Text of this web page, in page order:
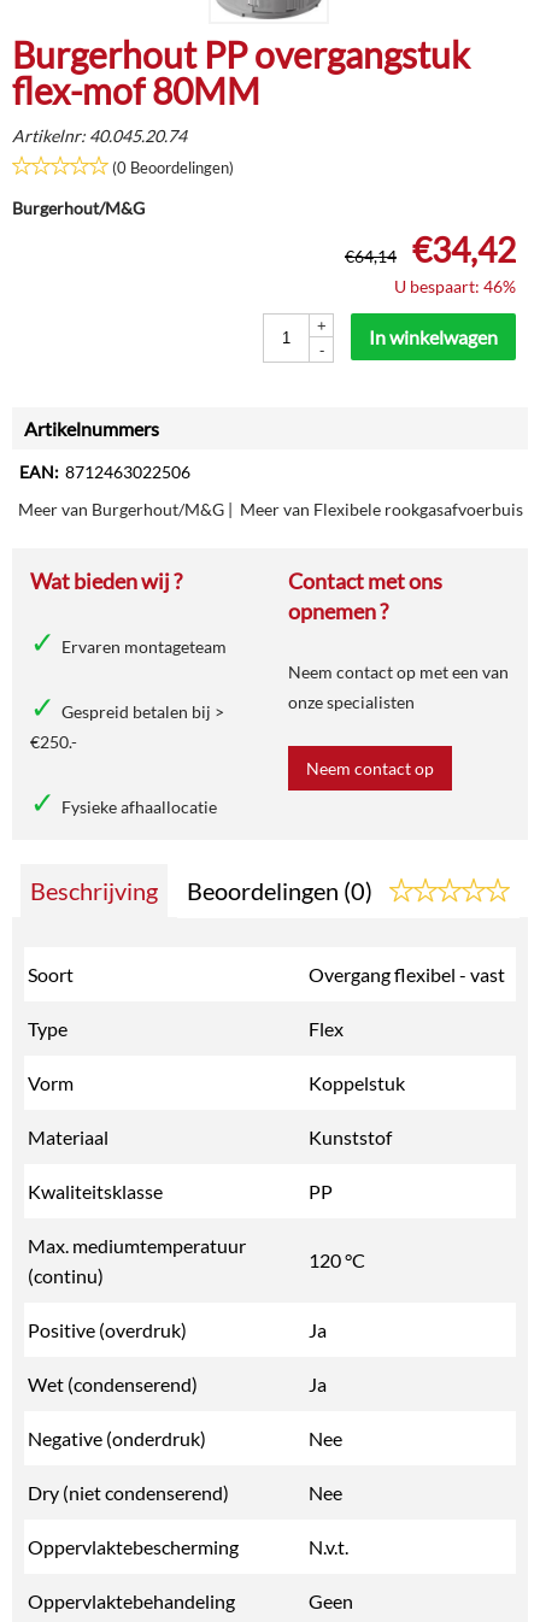
Burgerhout PP overgangstuk
flex-mof 80MM
Artikelnr: 40.045.20.74
(0 Beoordelingen)
Burgerhout/M&G
€64,14 €34,42
U bespaart: 46%
+
-
In winkelwagen
Artikelnummers
EAN: 8712463022506
Meer van Burgerhout/M&G | Meer van Flexibele rookgasafvoerbuis
Wat bieden wij ?
Ervaren montageteam
Gespreid betalen bij >
€250.-
Fysieke afhaallocatie
Contact met ons
opnemen ?
Neem contact op met een van
onze specialisten
Neem contact op
Beschrijving Beoordelingen (0)
Soort Overgang flexibel - vast
Type Flex
Vorm Koppelstuk
Materiaal Kunststof
Kwaliteitsklasse PP
Max. mediumtemperatuur
(continu)
120 °C
Positive (overdruk) Ja
Wet (condenserend) Ja
Negative (onderdruk) Nee
Dry (niet condenserend) Nee
Oppervlaktebescherming N.v.t.
Oppervlaktebehandeling Geen